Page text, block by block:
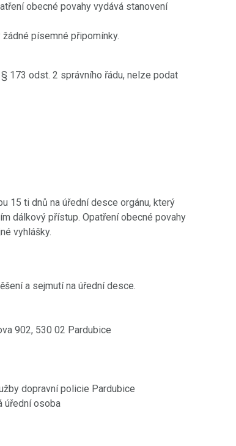
obecné povahy vydává stanovení
písemné připomínky.
173 odst. 2 správního řádu, nelze podat
15 ti dnů na úřední desce orgánu, který
dálkový přístup. Opatření obecné povahy
vyhlášky.
a sejmutí na úřední desce.
902, 530 02 Pardubice
dopravní policie Pardubice
úřední osoba